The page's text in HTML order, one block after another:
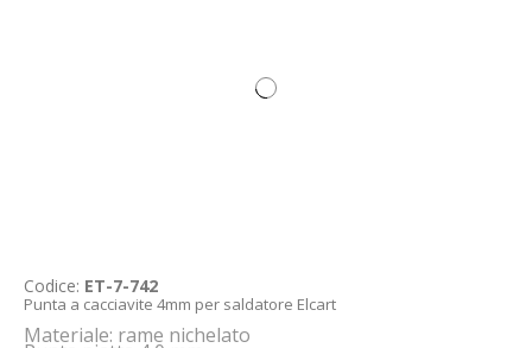
Codice: ET-7-742
Punta a cacciavite 4mm per saldatore Elcart
Materiale: rame nichelato